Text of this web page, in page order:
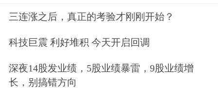
量”双击，本报告有详细描述），特别
情况下，锂电行业可能在2027年仍然有
三连涨之后，真正的考验才刚刚开始？
科技巨震 利好堆积 今天开启回调
深夜14股发业绩，5股业绩暴雷，9股业绩增
长，别搞错方向